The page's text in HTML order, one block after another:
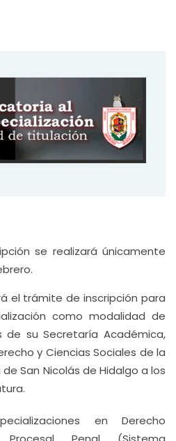
se realizará únicamente
el trámite de inscripción para
como modalidad de
su Secretaría Académica,
y Ciencias Sociales de la
San Nicolás de Hidalgo a los
en Derecho